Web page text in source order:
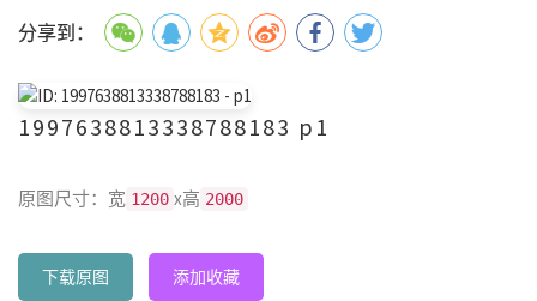
分享到：
1997638813338788183 p1
原图尺寸：宽 1200 x高 2000
下载原图 添加收藏